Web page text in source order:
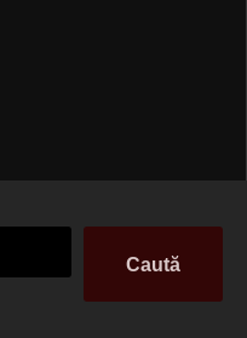
Caută